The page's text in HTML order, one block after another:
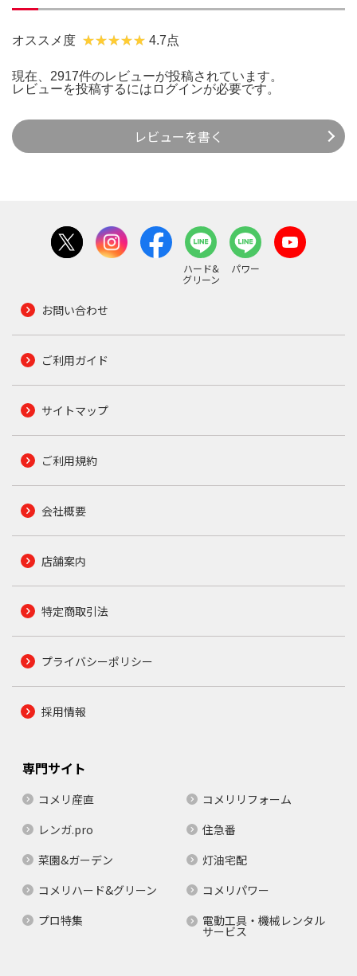
オススメ度 4.7点
現在、2917件のレビューが投稿されています。
レビューを投稿するには ログインが必要です。
レビューを書く
ハード&
グリーン
パワー
お問い合わせ
ご利用ガイド
サイトマップ
ご利用規約
会社概要
店舗案内
特定商取引法
プライバシーポリシー
採用情報
専門サイト
コメリ産直
コメリリフォーム
レンガ.pro
住急番
菜園&ガーデン
灯油宅配
コメリハード&グリーン
コメリパワー
プロ特集
電動工具・機械レンタル
サービス